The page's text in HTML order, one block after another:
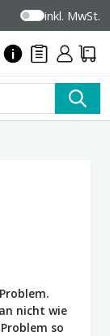
inkl. MwSt.
nicht wie
so